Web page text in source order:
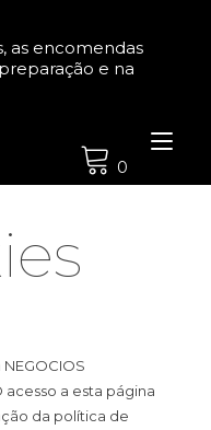
as encomendas
e na
0
acesso a esta página
da política de